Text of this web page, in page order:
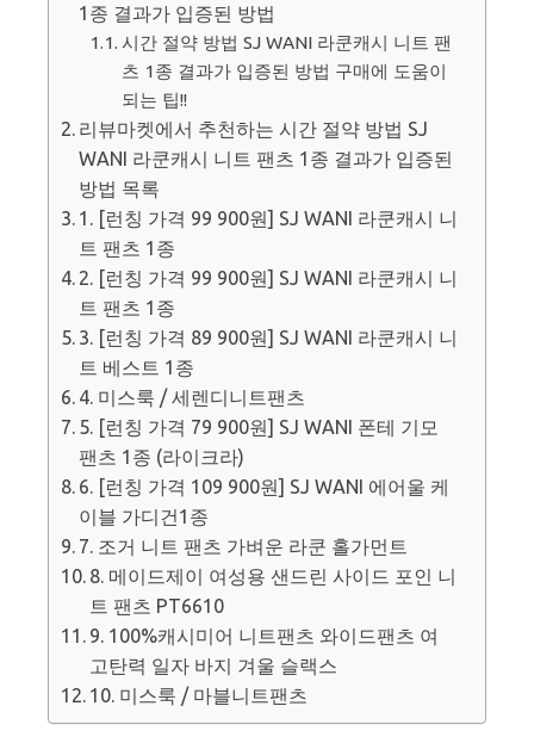
1종 결과가 입증된 방법
시간 절약 방법 SJ WANI 라쿤캐시 니트 팬
츠 1종 결과가 입증된 방법 구매에 도움이
되는 팁!!
리뷰마켓에서 추천하는 시간 절약 방법 SJ
WANI 라쿤캐시 니트 팬츠 1종 결과가 입증된
방법 목록
1. [런칭 가격 99 900원] SJ WANI 라쿤캐시 니
트 팬츠 1종
2. [런칭 가격 99 900원] SJ WANI 라쿤캐시 니
트 팬츠 1종
3. [런칭 가격 89 900원] SJ WANI 라쿤캐시 니
트 베스트 1종
4. 미스룩 / 세렌디니트팬츠
5. [런칭 가격 79 900원] SJ WANI 폰테 기모
팬츠 1종 (라이크라)
6. [런칭 가격 109 900원] SJ WANI 에어울 케
이블 가디건1종
7. 조거 니트 팬츠 가벼운 라쿤 홀가먼트
8. 메이드제이 여성용 샌드린 사이드 포인 니
트 팬츠 PT6610
9. 100%캐시미어 니트팬츠 와이드팬츠 여
고탄력 일자 바지 겨울 슬랙스
10. 미스룩 / 마블니트팬츠